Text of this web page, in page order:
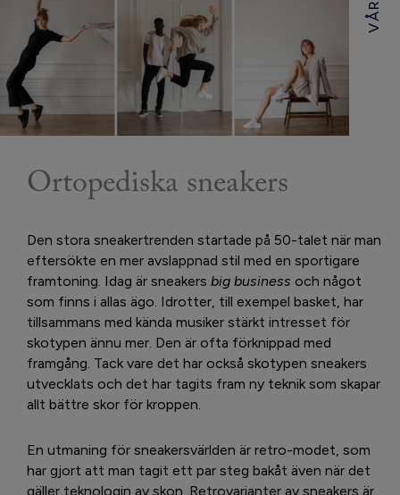
Ortopediska sneakers
Den stora sneakertrenden startade på 50-talet när man
eftersökte en mer avslappnad stil med en sportigare
framtoning. Idag är sneakers big business och något
som finns i allas ägo. Idrotter, till exempel basket, har
tillsammans med kända musiker stärkt intresset för
skotypen ännu mer. Den är ofta förknippad med
framgång. Tack vare det har också skotypen sneakers
utvecklats och det har tagits fram ny teknik som skapar
allt bättre skor för kroppen.
En utmaning för sneakersvärlden är retro-modet, som
har gjort att man tagit ett par steg bakåt även när det
gäller teknologin av skon. Retrovarianter av sneakers är